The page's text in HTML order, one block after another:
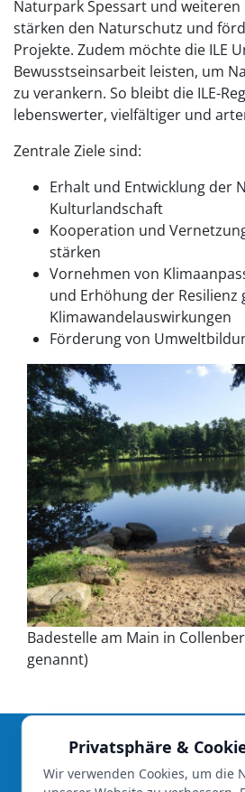
Naturpark Spessart und
stärken den Naturschutz und
Projekte. Zudem möchte die ILE
Bewusstseinsarbeit leisten, um
zu verankern. So bleibt die ILE-
lebenswerter, vielfältiger und
Zentrale Ziele sind:
Erhalt und Entwicklung der
Kulturlandschaft
Kooperation und
stärken
Vornehmen von
und Erhöhung der Resilienz
Klimawandelauswirkungen
Förderung von
Badestelle am Main in
genannt)
Die Kommunale Allianz
unterstützt vom Amt für Ländliche
Privatsphäre &
Wir verwenden Cookies, um die